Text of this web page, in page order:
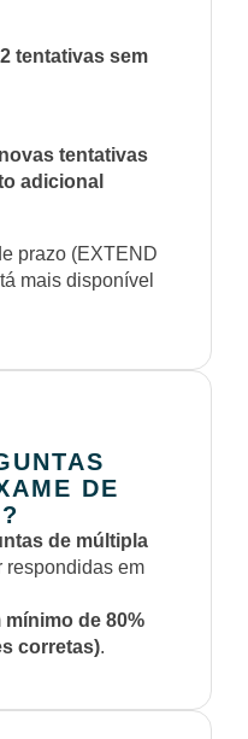
2 tentativas sem
novas tentativas
adicional
prazo (EXTEND
mais disponível
DE
de múltipla
respondidas em
mínimo de 80%
corretas).